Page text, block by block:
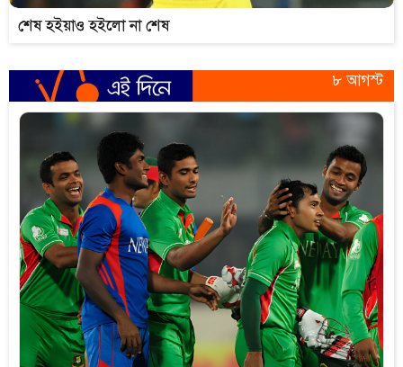
শেষ হইয়াও হইলো না শেষ
৮ আগস্ট